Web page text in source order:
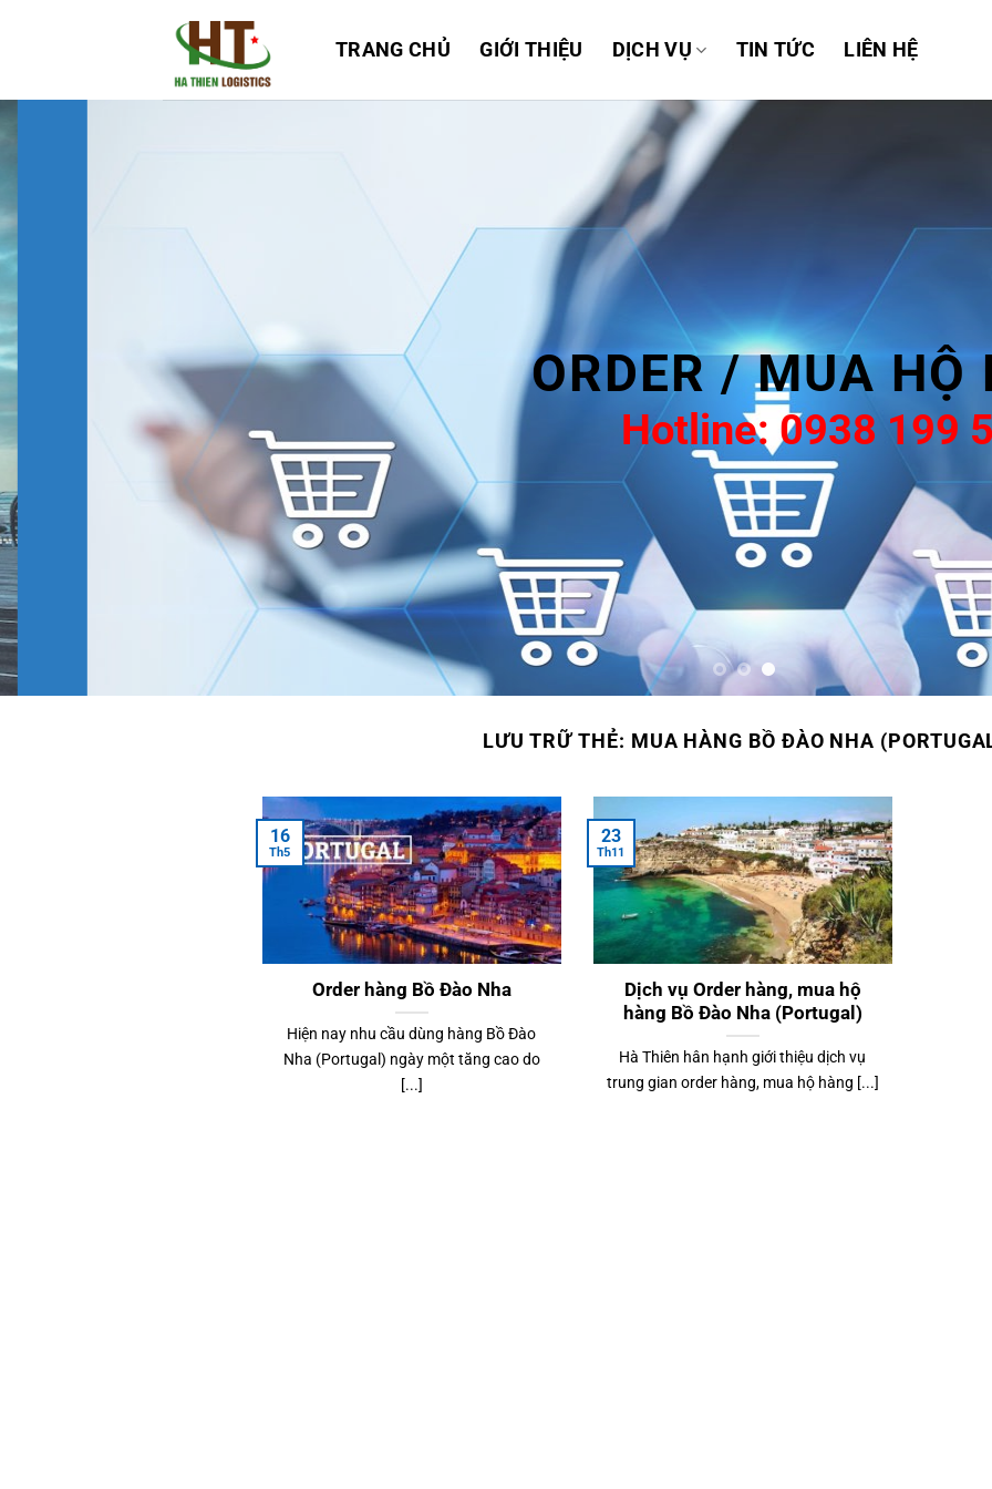
dung
TRANG CHỦ GIỚI THIỆU DỊCH VỤ TIN TỨC LIÊN HỆ
ORDER / MUA HỘ
Hotline: 0938 199 535
LƯU TRỮ THẺ: MUA HÀNG BỒ ĐÀO NHA
Order hàng Bồ Đào Nha
Hiện nay nhu cầu dùng hàng Bồ Đào
Nha (Portugal) ngày một tăng cao do
[...]
16
Th5
Dịch vụ Order hàng, mua hộ
hàng Bồ Đào Nha (Portugal)
Hà Thiên hân hạnh giới thiệu dịch vụ
trung gian order hàng, mua hộ hàng [...]
23
Th11